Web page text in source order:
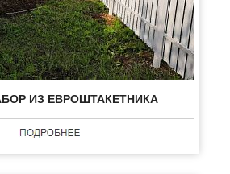
ИЗ ЕВРОШТАКЕТНИКА